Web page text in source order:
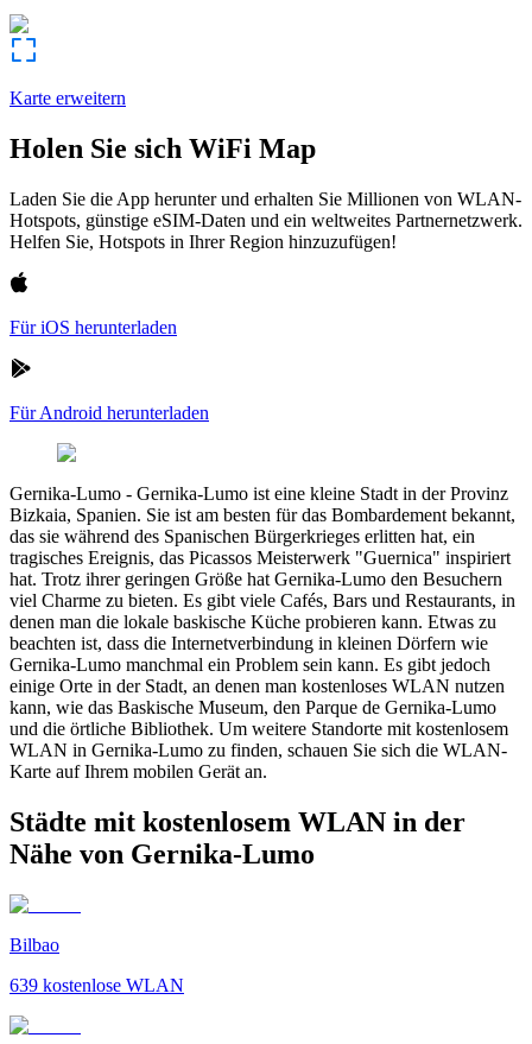
Karte erweitern
Holen Sie sich WiFi Map
Laden Sie die App herunter und erhalten Sie Millionen von WLAN-
Hotspots, günstige eSIM-Daten und ein weltweites Partnernetzwerk.
Helfen Sie, Hotspots in Ihrer Region hinzuzufügen!
Für iOS herunterladen
Für Android herunterladen
Gernika-Lumo - Gernika-Lumo ist eine kleine Stadt in der Provinz
Bizkaia, Spanien. Sie ist am besten für das Bombardement bekannt,
das sie während des Spanischen Bürgerkrieges erlitten hat, ein
tragisches Ereignis, das Picassos Meisterwerk "Guernica" inspiriert
hat. Trotz ihrer geringen Größe hat Gernika-Lumo den Besuchern
viel Charme zu bieten. Es gibt viele Cafés, Bars und Restaurants, in
denen man die lokale baskische Küche probieren kann. Etwas zu
beachten ist, dass die Internetverbindung in kleinen Dörfern wie
Gernika-Lumo manchmal ein Problem sein kann. Es gibt jedoch
einige Orte in der Stadt, an denen man kostenloses WLAN nutzen
kann, wie das Baskische Museum, den Parque de Gernika-Lumo
und die örtliche Bibliothek. Um weitere Standorte mit kostenlosem
WLAN in Gernika-Lumo zu finden, schauen Sie sich die WLAN-
Karte auf Ihrem mobilen Gerät an.
Städte mit kostenlosem WLAN in der
Nähe von Gernika-Lumo
Bilbao
639 kostenlose WLAN